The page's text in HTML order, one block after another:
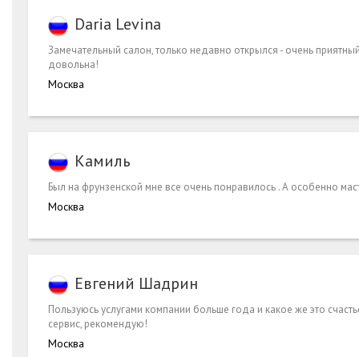
Daria Levina
Замечательный салон, только недавно открылся - очень
довольна!
Москва
Камиль
Был на фрунзенской мне все очень понравилось . А особенно
Москва
Евгений Шадрин
Пользуюсь услугами компании больше года и какое же это
сервис, рекомендую!
Москва